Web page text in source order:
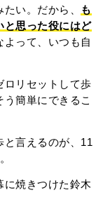
い。だから、
も
と思った役にはど
よって、いつも自
ロリセットして歩
簡単にできるこ
と言えるのが、11
に焼きつけた鈴木